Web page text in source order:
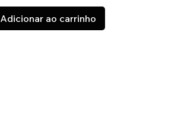
Adicionar ao carrinho